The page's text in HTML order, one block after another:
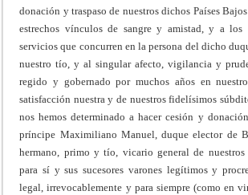
donación y traspaso de nuestros dichos Países
estrechos vínculos de sangre y amistad, y a los
servicios que concurren en la persona del dicho
nuestro tío, y al singular afecto, vigilancia y
regido y gobernado por muchos años en
satisfacción nuestra y de nuestros fidelísimos
nos hemos determinado a hacer cesión y
príncipe Maximiliano Manuel, duque elector de
hermano, primo y tío, vicario general de nuestros
para sí y sus sucesores varones legítimos y
legal, irrevocablemente y para siempre (como en